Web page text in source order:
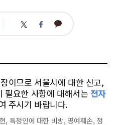
트 페 카
이므로 서울시에 대한 신고,
필요한 사항에 대해서는 전자
주시기 바랍니다.
, 특정인에 대한 비방, 명예훼손, 정